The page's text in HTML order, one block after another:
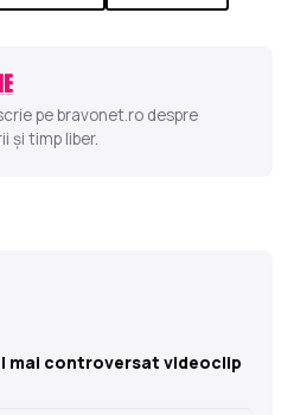
pe bravonet.ro despre
și timp liber.
mai controversat videoclip